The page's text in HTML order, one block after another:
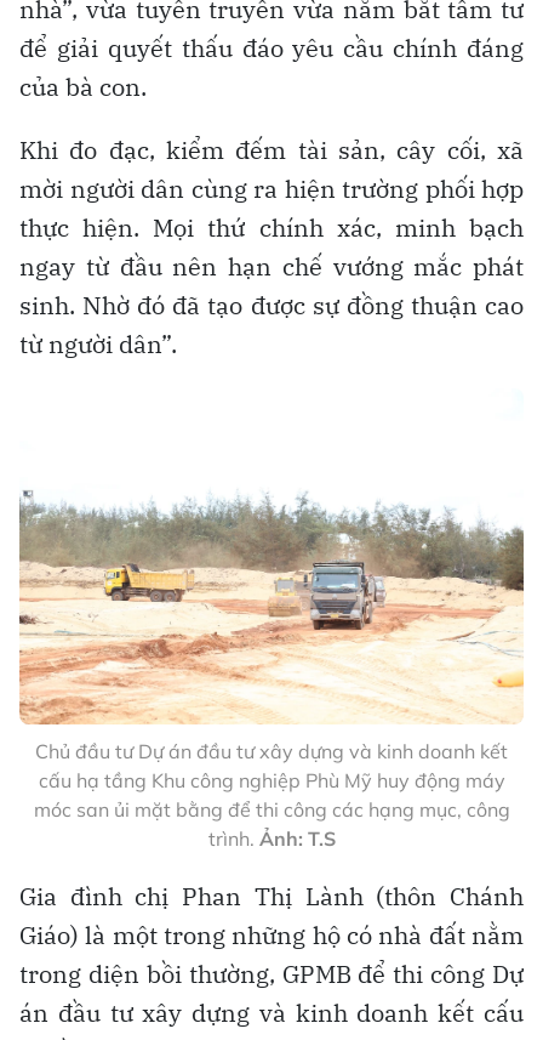
nhà”, vừa tuyên truyền vừa nắm bắt tâm tư
để giải quyết thấu đáo yêu cầu chính đáng
của bà con.
Khi đo đạc, kiểm đếm tài sản, cây cối, xã
mời người dân cùng ra hiện trường phối hợp
thực hiện. Mọi thứ chính xác, minh bạch
ngay từ đầu nên hạn chế vướng mắc phát
sinh. Nhờ đó đã tạo được sự đồng thuận cao
từ người dân”.
Chủ đầu tư Dự án đầu tư xây dựng và kinh doanh kết
cấu hạ tầng Khu công nghiệp Phù Mỹ huy động máy
móc san ủi mặt bằng để thi công các hạng mục, công
trình. Ảnh: T.S
Gia đình chị Phan Thị Lành (thôn Chánh
Giáo) là một trong những hộ có nhà đất nằm
trong diện bồi thường, GPMB để thi công Dự
án đầu tư xây dựng và kinh doanh kết cấu